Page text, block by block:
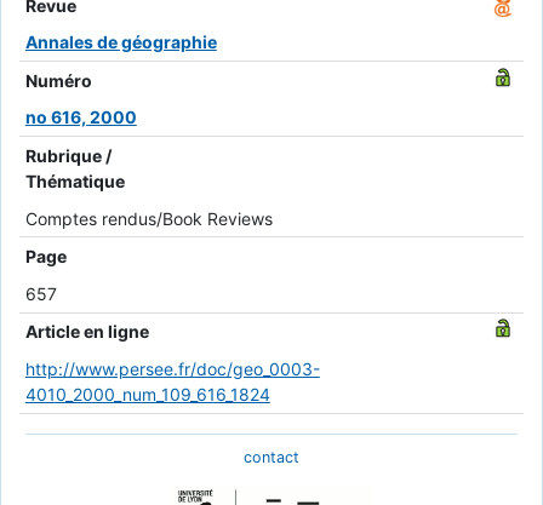
Revue
Annales de géographie
Numéro
no 616, 2000
Rubrique /
Thématique
Comptes rendus/Book Reviews
Page
657
Article en ligne
http://www.persee.fr/doc/geo_0003-
4010_2000_num_109_616_1824
contact